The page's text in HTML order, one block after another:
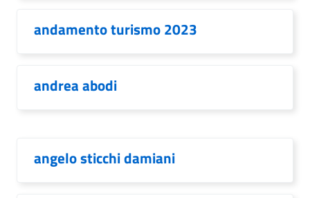
andamento turismo 2023
andrea abodi
angelo sticchi damiani